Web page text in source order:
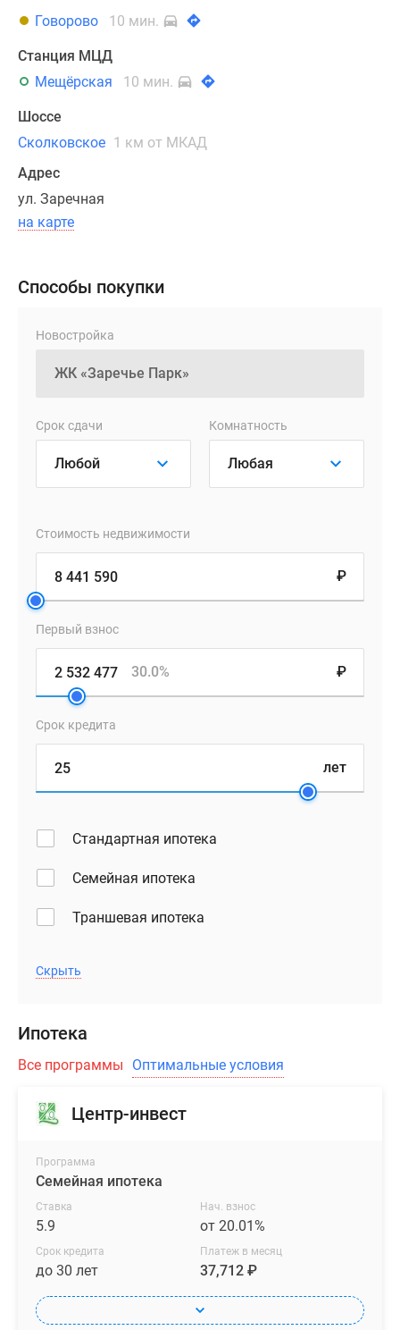
30
минут.
«Заречье
Парк»
состоит
пяти
9-
этажных
архитектура
черты
голландского
стиля,
себе
разноплановое
облицовке
керамогранит
прочный
металл,
кирпич
горизонтальной
сменяется
крупноформатные
панели.
витражные
придают
внешнему
виду
создают
динамичный
образ
новостройки.
время
индивидуальность
архитектуры
подчеркивает
подсветка,
что
делает
облик
Говорово
10 мин.
Станция МЦД
Мещёрская
10 мин.
Шоссе
Сколковское 1 км от МКАД
Адрес
ул. Заречная
на карте
Способы покупки
Новостройка
Срок сдачи Комнатность
Стоимость недвижимости
₽
Первый взнос
₽
30.0%
Срок кредита
лет
Стандартная ипотека
Семейная ипотека
Траншевая ипотека
Скрыть
Ипотека
Все программы Оптимальные условия
Центр-инвест
Программа
Семейная ипотека
Ставка
5.9
Нач. взнос
от 20.01%
Срок кредита
до 30 лет
Платеж в месяц
37,712 ₽